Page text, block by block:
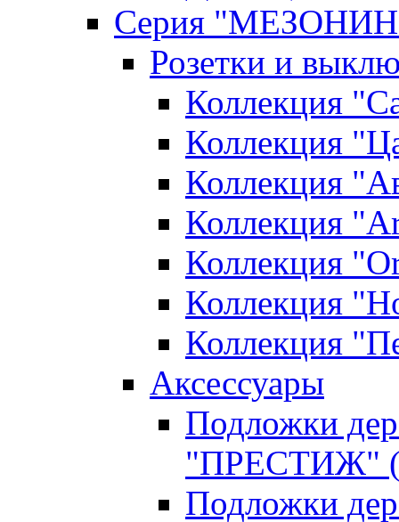
Серия
Розетки и
Коллекция
Коллекция
Коллекция
Коллекция
Коллекция
Коллекция
Коллекция
Аксессуары
Подложки
"ПРЕСТИЖ"
Подложки